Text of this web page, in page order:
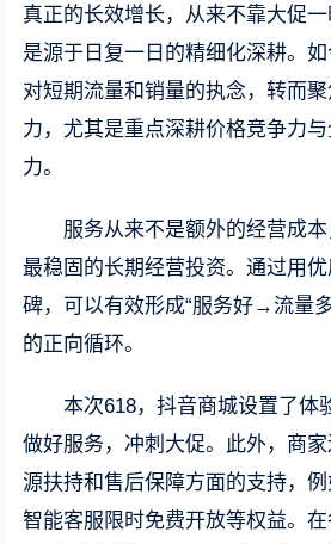
真正的长效增长，从来不靠大促
是源于日复一日的精细化深耕。
对短期流量和销量的执念，转而
力，尤其是重点深耕价格竞争力
力。
服务从来不是额外的经营成本
最稳固的长期经营投资。通过用
碑，可以有效形成“服务好→流量
的正向循环。
本次618，抖音商城设置了体
做好服务，冲刺大促。此外，商
源扶持和售后保障方面的支持，
智能客服限时免费开放等权益。